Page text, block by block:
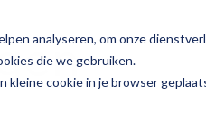
analyseren, om onze
die we gebruiken.
kleine cookie in je browser